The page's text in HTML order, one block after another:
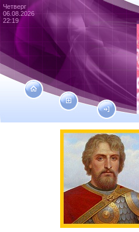
Четверг
06.08.2026
22:19